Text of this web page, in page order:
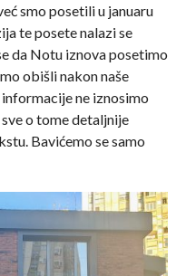
smo posetili u januaru
te posete nalazi se
da Notu iznova posetimo
obišli nakon naše
ne iznosimo
o tome detaljnije
Bavićemo se samo